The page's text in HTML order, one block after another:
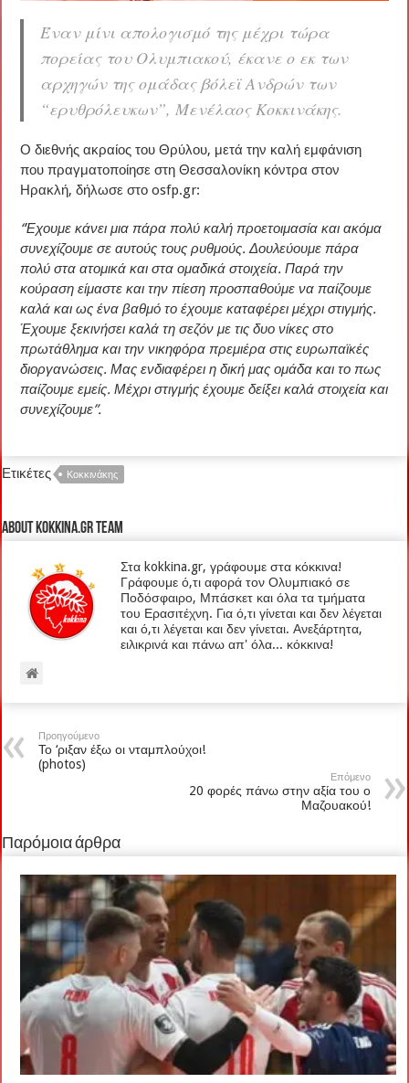
Έναν μίνι απολογισμό της μέχρι τώρα
πορείας του Ολυμπιακού, έκανε ο εκ των
αρχηγών της ομάδας βόλεϊ Ανδρών των
“ερυθρόλευκων”, Μενέλαος Κοκκινάκης.
Ο διεθνής ακραίος του Θρύλου, μετά την καλή εμφάνιση
που πραγματοποίησε στη Θεσσαλονίκη κόντρα στον
Ηρακλή, δήλωσε στο osfp.gr:
“Έχουμε κάνει μια πάρα πολύ καλή προετοιμασία και ακόμα
συνεχίζουμε σε αυτούς τους ρυθμούς. Δουλεύουμε πάρα
πολύ στα ατομικά και στα ομαδικά στοιχεία. Παρά την
κούραση είμαστε και την πίεση προσπαθούμε να παίζουμε
καλά και ως ένα βαθμό το έχουμε καταφέρει μέχρι στιγμής.
Έχουμε ξεκινήσει καλά τη σεζόν με τις δυο νίκες στο
πρωτάθλημα και την νικηφόρα πρεμιέρα στις ευρωπαϊκές
διοργανώσεις. Μας ενδιαφέρει η δική μας ομάδα και το πως
παίζουμε εμείς. Μέχρι στιγμής έχουμε δείξει καλά στοιχεία και
συνεχίζουμε”.
Ετικέτες Κοκκινάκης
About kokkina.gr TEAM
Στα kokkina.gr, γράφουμε στα κόκκινα!
Γράφουμε ό,τι αφορά τον Ολυμπιακό σε
Ποδόσφαιρο, Μπάσκετ και όλα τα τμήματα
του Ερασιτέχνη. Για ό,τι γίνεται και δεν λέγεται
και ό,τι λέγεται και δεν γίνεται. Ανεξάρτητα,
ειλικρινά και πάνω απ' όλα... κόκκινα!
Προηγούμενο
Το ‘ριξαν έξω οι νταμπλούχοι!
(photos)
Επόμενο
20 φορές πάνω στην αξία του ο
Μαζουακού!
Παρόμοια άρθρα